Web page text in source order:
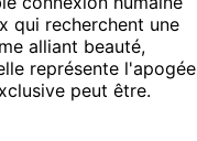
qui recherchent une
alliant beauté,
représente l'apogée
peut être.